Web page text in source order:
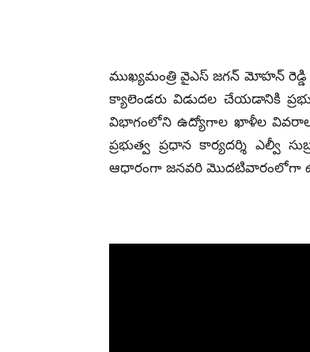
ముఖ్యమంత్రి వైఎస్ జగన్ మోహన్ రెడ్డి
క్యాలెండరు విడుదల చేయడానికి
విభాగంలోని ఉద్యోగాల ఖాళీల
ప్రభుత్వ ప్రధాన కార్యదర్శి ఎల్వీ
ఆధారంగా జనవరి మొదటివారంలోగా